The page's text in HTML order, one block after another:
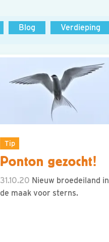
Blog Verdieping
Tip
Ponton gezocht!
31.10.20 Nieuw broedeiland in
de maak voor sterns.